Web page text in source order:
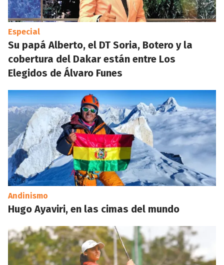
Especial
Su papá Alberto, el DT Soria, Botero y la
cobertura del Dakar están entre Los
Elegidos de Álvaro Funes
Andinismo
Hugo Ayaviri, en las cimas del mundo